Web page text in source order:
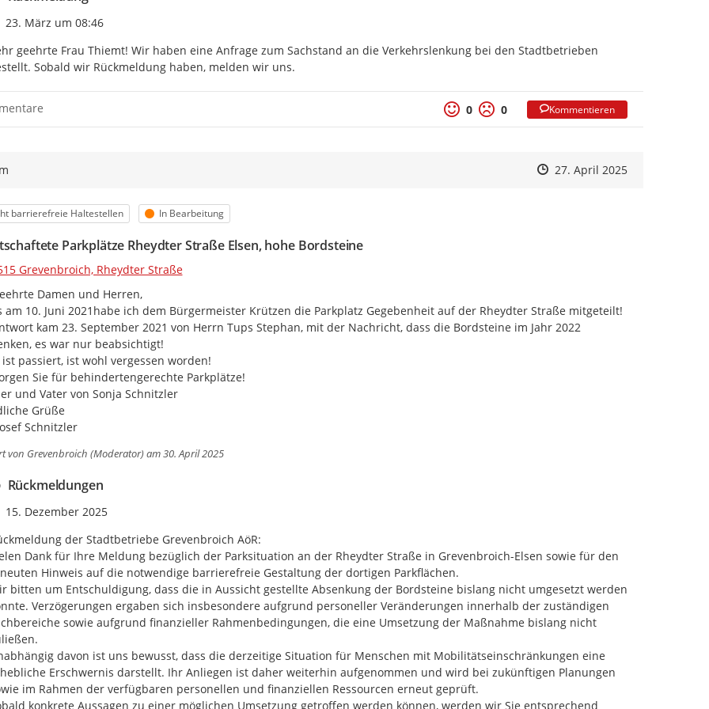
Zeitpunkt des Erstellens
23. März um 08:46
geehrte Frau Thiemt! Wir haben eine Anfrage zum Sachstand an die Verkehrslenkung bei den Stadtbetrieben
Sobald wir Rückmeldung haben, melden wir uns.
0 0 Kommentieren
Zeitpunkt des Erstellens
Zeitpunkt des Erstellens
27. April 2025Zur Äußerung
barrierefreie Haltestellen Status
In Bearbeitung
Parkplätze Rheydter Straße Elsen, hohe Bordsteine
Grevenbroich, Rheydter Straße
Damen und Herren,
am 10. Juni 2021habe ich dem Bürgermeister Krützen die Parkplatz Gegebenheit auf der Rheydter Straße mitgeteilt!
kam 23. September 2021 von Herrn Tups Stephan, mit der Nachricht, dass die Bordsteine im Jahr 2022
es war nur beabsichtigt!
passiert, ist wohl vergessen worden!
Sie für behindertengerechte Parkplätze!
und Vater von Sonja Schnitzler
Grüße
Schnitzler
von Grevenbroich (Moderator)am 30. April 2025
Rückmeldungen
Zeitpunkt des Erstellens
15. Dezember 2025
der Stadtbetriebe Grevenbroich AöR:
Dank für Ihre Meldung bezüglich der Parksituation an der Rheydter Straße in Grevenbroich-Elsen sowie für den
Hinweis auf die notwendige barrierefreie Gestaltung der dortigen Parkflächen.
bitten um Entschuldigung, dass die in Aussicht gestellte Absenkung der Bordsteine bislang nicht umgesetzt werden
Verzögerungen ergaben sich insbesondere aufgrund personeller Veränderungen innerhalb der zuständigen
sowie aufgrund finanzieller Rahmenbedingungen, die eine Umsetzung der Maßnahme bislang nicht
davon ist uns bewusst, dass die derzeitige Situation für Menschen mit Mobilitätseinschränkungen eine
Erschwernis darstellt. Ihr Anliegen ist daher weiterhin aufgenommen und wird bei zukünftigen Planungen
im Rahmen der verfügbaren personellen und finanziellen Ressourcen erneut geprüft.
konkrete Aussagen zu einer möglichen Umsetzung getroffen werden können, werden wir Sie entsprechend